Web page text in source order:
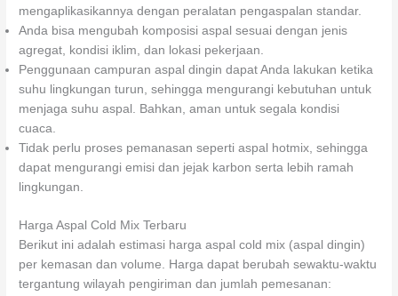
mengaplikasikannya dengan peralatan pengaspalan standar.
Anda bisa mengubah komposisi aspal sesuai dengan jenis
agregat, kondisi iklim, dan lokasi pekerjaan.
Penggunaan campuran aspal dingin dapat Anda lakukan ketika
suhu lingkungan turun, sehingga mengurangi kebutuhan untuk
menjaga suhu aspal. Bahkan, aman untuk segala kondisi
cuaca.
Tidak perlu proses pemanasan seperti aspal hotmix, sehingga
dapat mengurangi emisi dan jejak karbon serta lebih ramah
lingkungan.
Harga Aspal Cold Mix Terbaru
Berikut ini adalah estimasi harga aspal cold mix (aspal dingin)
per kemasan dan volume. Harga dapat berubah sewaktu-waktu
tergantung wilayah pengiriman dan jumlah pemesanan: